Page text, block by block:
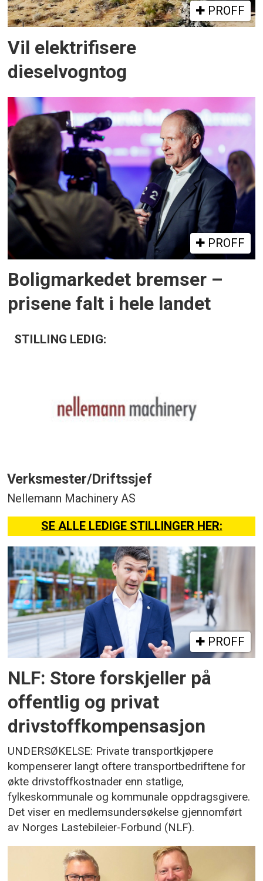
PROFF
Vil elektrifisere
dieselvogntog
PROFF
Boligmarkedet bremser –
prisene falt i hele landet
STILLING LEDIG:
Verksmester/Driftssjef
Nellemann Machinery AS
SE ALLE LEDIGE STILLINGER HER:
PROFF
NLF: Store forskjeller på
offentlig og privat
drivstoffkompensasjon
UNDERSØKELSE: Private transportkjøpere
kompenserer langt oftere transportbedriftene for
økte drivstoffkostnader enn statlige,
fylkeskommunale og kommunale oppdragsgivere.
Det viser en medlemsundersøkelse gjennomført
av Norges Lastebileier-Forbund (NLF).